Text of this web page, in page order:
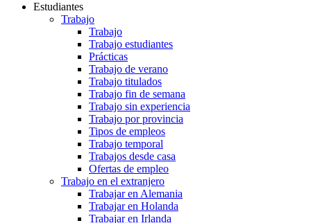
Estudiantes
Trabajo
Trabajo
Trabajo estudiantes
Prácticas
Trabajo de verano
Trabajo titulados
Trabajo fin de semana
Trabajo sin experiencia
Trabajo por provincia
Tipos de empleos
Trabajo temporal
Trabajos desde casa
Ofertas de empleo
Trabajo en el extranjero
Trabajar en Alemania
Trabajar en Holanda
Trabajar en Irlanda